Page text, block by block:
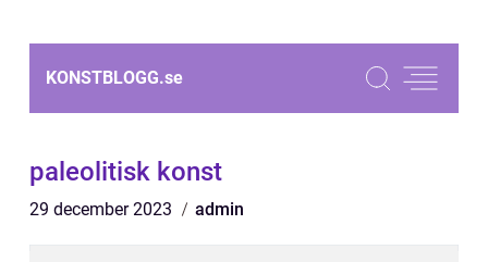
KONSTBLOGG.se
paleolitisk konst
29 december 2023 admin